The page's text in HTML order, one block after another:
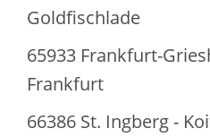
Goldfischlade
65933 Frankfurt-
Frankfurt
66386 St. Ingberg -